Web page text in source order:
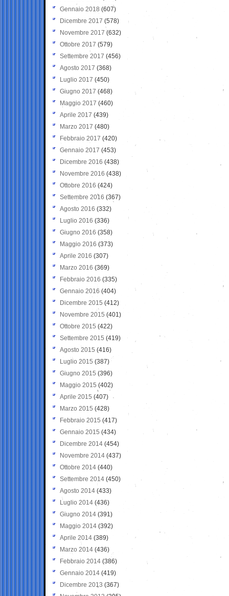
Gennaio 2018 (607)
Dicembre 2017 (578)
Novembre 2017 (632)
Ottobre 2017 (579)
Settembre 2017 (456)
Agosto 2017 (368)
Luglio 2017 (450)
Giugno 2017 (468)
Maggio 2017 (460)
Aprile 2017 (439)
Marzo 2017 (480)
Febbraio 2017 (420)
Gennaio 2017 (453)
Dicembre 2016 (438)
Novembre 2016 (438)
Ottobre 2016 (424)
Settembre 2016 (367)
Agosto 2016 (332)
Luglio 2016 (336)
Giugno 2016 (358)
Maggio 2016 (373)
Aprile 2016 (307)
Marzo 2016 (369)
Febbraio 2016 (335)
Gennaio 2016 (404)
Dicembre 2015 (412)
Novembre 2015 (401)
Ottobre 2015 (422)
Settembre 2015 (419)
Agosto 2015 (416)
Luglio 2015 (387)
Giugno 2015 (396)
Maggio 2015 (402)
Aprile 2015 (407)
Marzo 2015 (428)
Febbraio 2015 (417)
Gennaio 2015 (434)
Dicembre 2014 (454)
Novembre 2014 (437)
Ottobre 2014 (440)
Settembre 2014 (450)
Agosto 2014 (433)
Luglio 2014 (436)
Giugno 2014 (391)
Maggio 2014 (392)
Aprile 2014 (389)
Marzo 2014 (436)
Febbraio 2014 (386)
Gennaio 2014 (419)
Dicembre 2013 (367)